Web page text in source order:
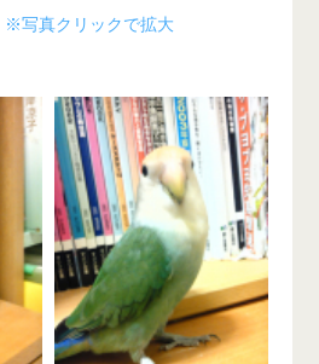
※写真クリックで拡大